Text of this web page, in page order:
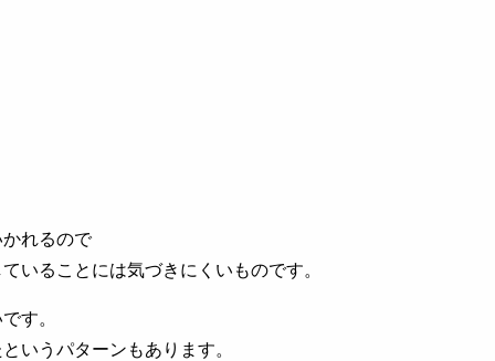
れるので
いることには気づきにくいものです。
す。
いうパターンもあります。